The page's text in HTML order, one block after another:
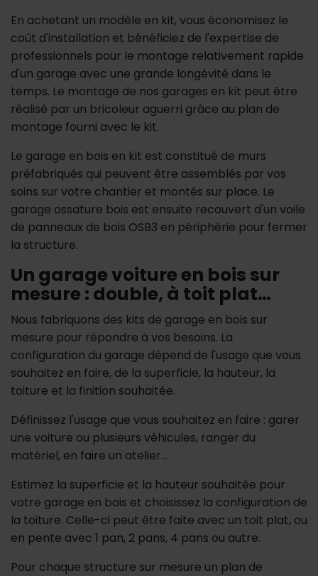
En achetant un modèle en kit, vous économisez le
coût d'installation et bénéficiez de l'expertise de
professionnels pour le montage relativement rapide
d'un garage avec une grande longévité dans le
temps. Le montage de nos garages en kit peut être
réalisé par un bricoleur aguerri grâce au plan de
montage fourni avec le kit.
Le garage en bois en kit est constitué de murs
préfabriqués qui peuvent être assemblés par vos
soins sur votre chantier et montés sur place. Le
garage ossature bois est ensuite recouvert d'un voile
de panneaux de bois OSB3 en périphérie pour fermer
la structure.
Un garage voiture en bois sur
mesure : double, à toit plat…
Nous fabriquons des kits de garage en bois sur
mesure pour répondre à vos besoins. La
configuration du garage dépend de l'usage que vous
souhaitez en faire, de la superficie, la hauteur, la
toiture et la finition souhaitée.
Définissez l'usage que vous souhaitez en faire : garer
une voiture ou plusieurs véhicules, ranger du
matériel, en faire un atelier…
Estimez la superficie et la hauteur souhaitée pour
votre garage en bois et choisissez la configuration de
la toiture. Celle-ci peut être faite avec un toit plat, ou
en pente avec 1 pan, 2 pans, 4 pans ou autre.
Pour chaque structure sur mesure un plan de